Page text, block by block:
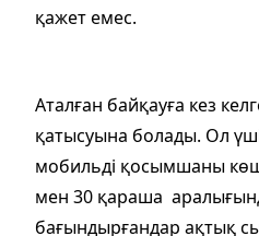
қажет емес.
Аталған байқауға кез
қатысуына болады. Ол
мобильді қосымшаны
мен 30 қараша
бағындырғандар ақтық